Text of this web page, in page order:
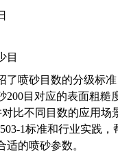
目
了喷砂目数的分级标
200目对应的表面粗糙
对比不同目数的应用场
1标准和行业实践，
适的喷砂参数。